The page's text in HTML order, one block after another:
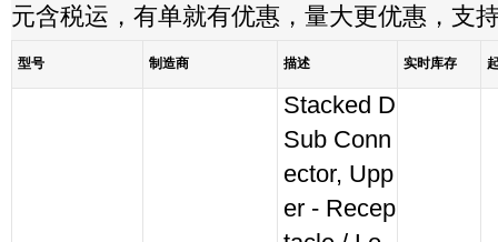
元含税运，有单就有优惠，量大更优惠，支
型号 制造商 描述 实时库存
Stacked D
Sub Conn
ector, Upp
er - Recep